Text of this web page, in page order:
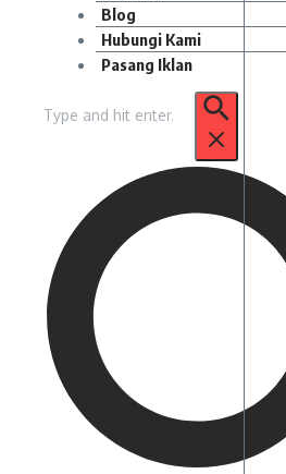
Blog
Hubungi Kami
Pasang Iklan
untuk: